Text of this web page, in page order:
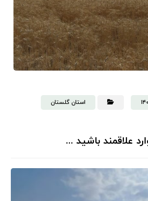
استان گلستان
علاقمند باشید ...